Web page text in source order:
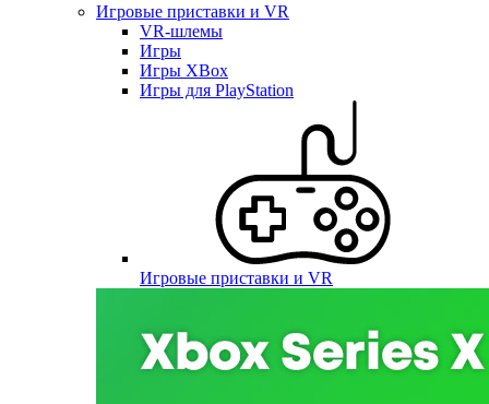
Игровые приставки и VR
VR-шлемы
Игры
Игры XBox
Игры для PlayStation
Игровые приставки и VR